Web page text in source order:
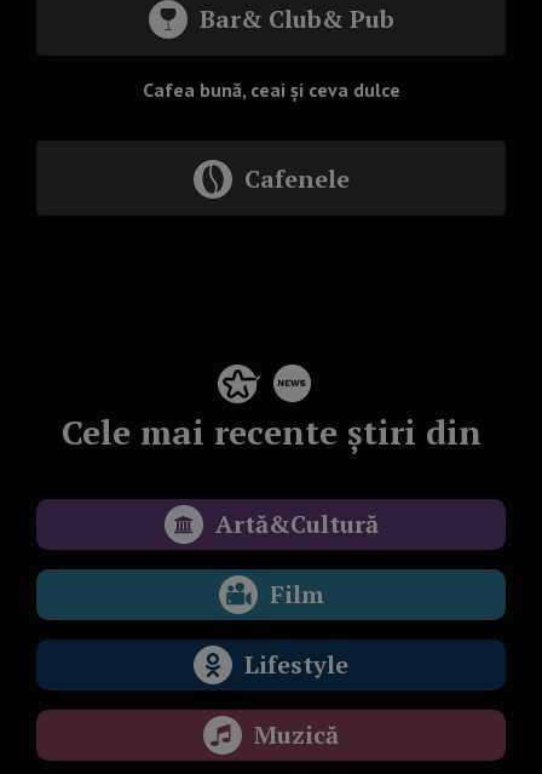
Bar& Club& Pub
Cafea bună, ceai și ceva dulce
Cafenele
Cele mai recente știri din
Artă&Cultură
Film
Lifestyle
Muzică